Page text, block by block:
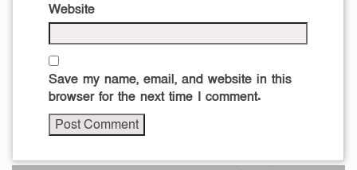
Website
Save my name, email, and website in this
browser for the next time I comment.